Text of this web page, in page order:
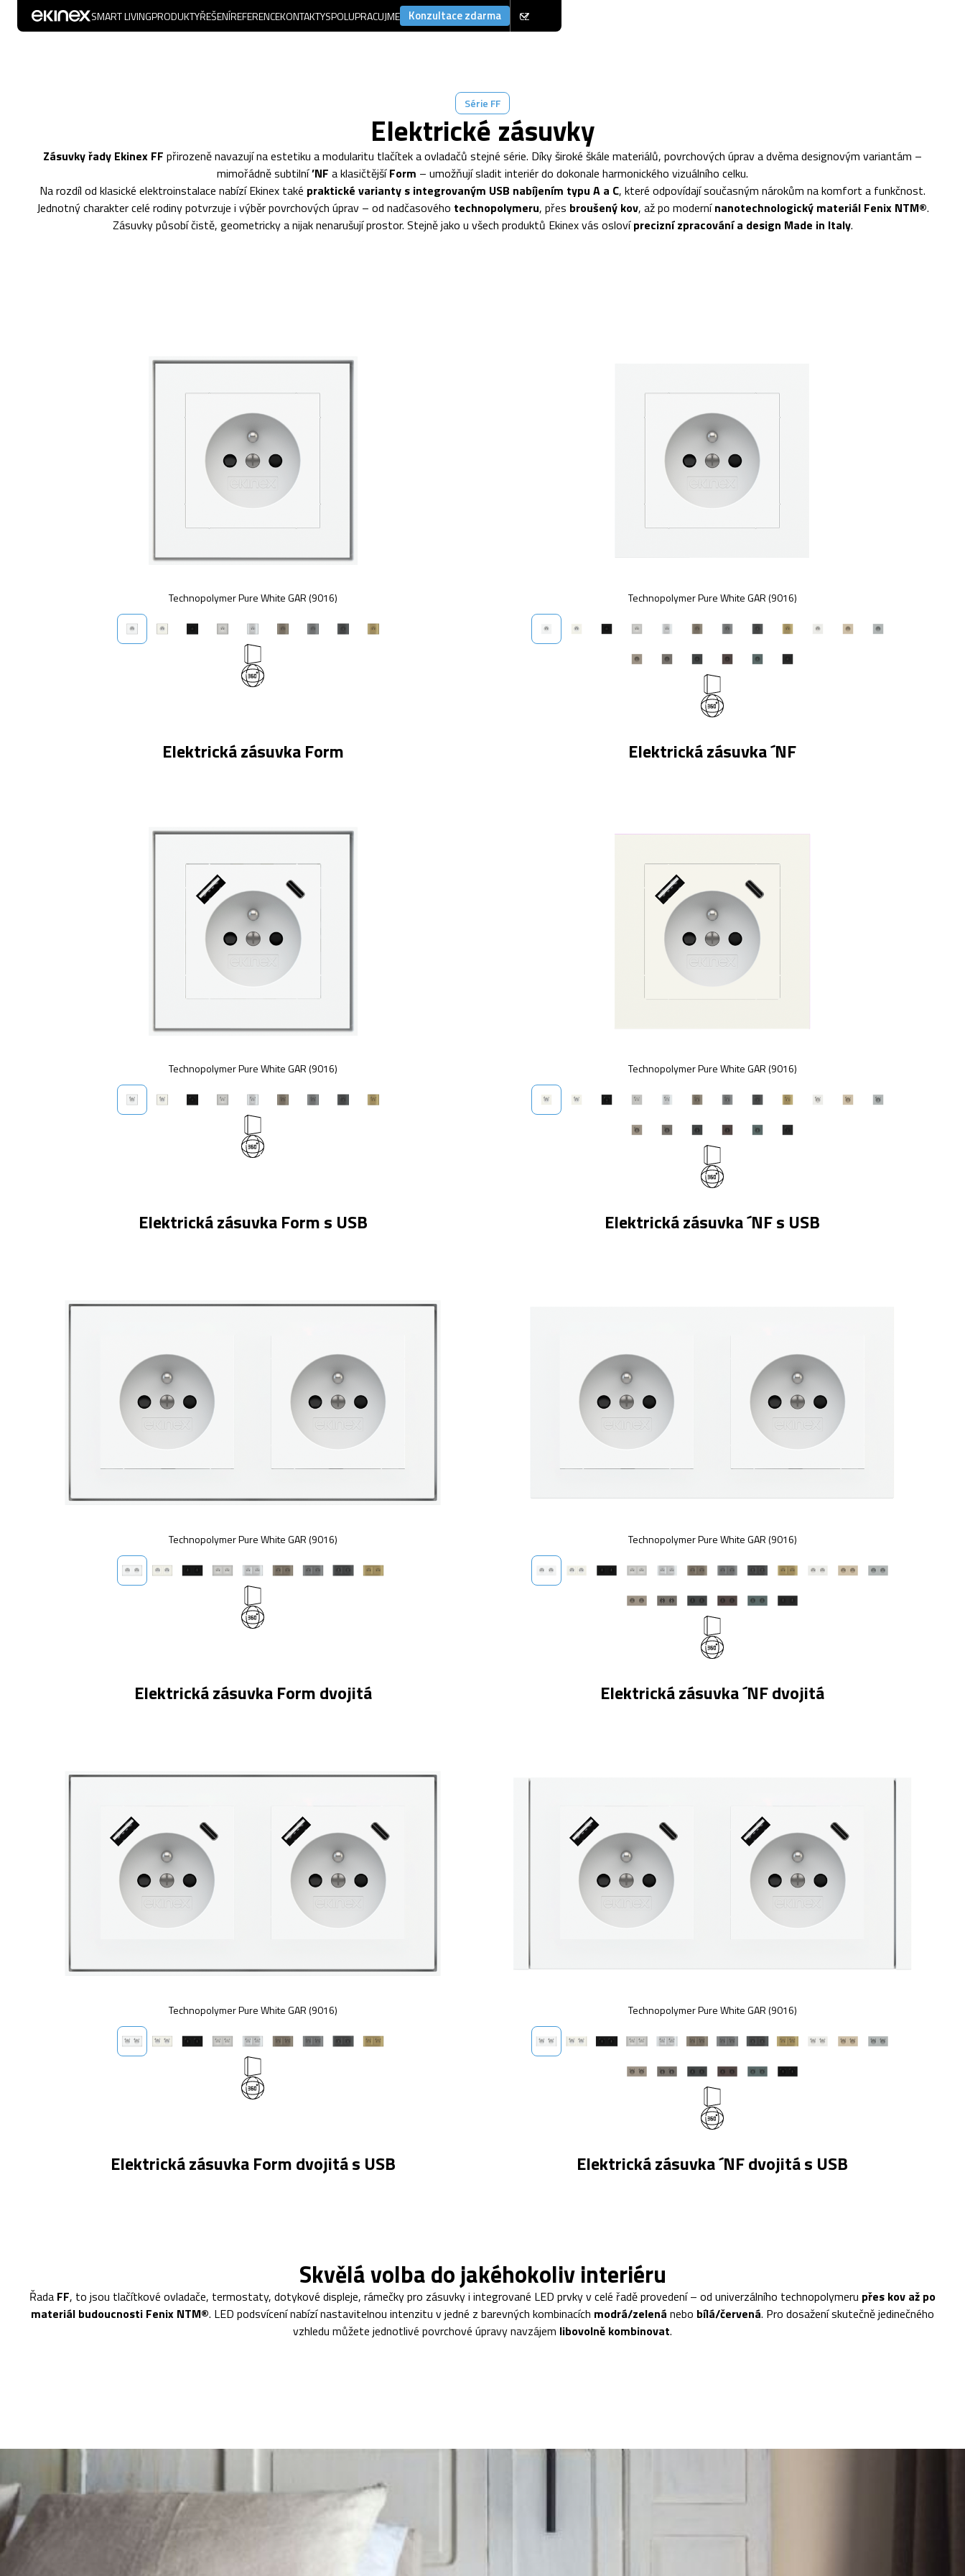
SMART LIVINGPRODUKTYŘEŠENÍREFERENCEKONTAKTYSPOLUPRACUJME Konzultace zdarma CZ
Série FF
Elektrické zásuvky
Zásuvky řady Ekinex FF přirozeně navazují na estetiku a modularitu tlačítek a ovladačů stejné série. Díky široké škále materiálů, povrchových úprav a dvěma designovým variantám –
mimořádně subtilní’NF a klasičtějšíForm – umožňují sladit interiér do dokonale harmonického vizuálního celku.
Na rozdíl od klasické elektroinstalace nabízí Ekinex také praktické varianty s integrovaným USB nabíjením typu A a C, které odpovídají současným nárokům na komfort a funkčnost.
Jednotný charakter celé rodiny potvrzuje i výběr povrchových úprav – od nadčasového technopolymeru, přes broušený kov, až po modernínanotechnologický materiál Fenix NTM®.
Zásuvky působí čistě, geometricky a nijak nenarušují prostor. Stejně jako u všech produktů Ekinex vás oslovíprecizní zpracování a design Made in Italy.
Technopolymer Pure White GAR (9016)
Elektrická zásuvka Form
Technopolymer Pure White GAR (9016)
Elektrická zásuvka ´NF
Technopolymer Pure White GAR (9016)
Elektrická zásuvka Form s USB
Technopolymer Pure White GAR (9016)
Elektrická zásuvka ´NF s USB
Technopolymer Pure White GAR (9016)
Elektrická zásuvka Form dvojitá
Technopolymer Pure White GAR (9016)
Elektrická zásuvka ´NF dvojitá
Technopolymer Pure White GAR (9016)
Elektrická zásuvka Form dvojitá s USB
Technopolymer Pure White GAR (9016)
Elektrická zásuvka ´NF dvojitá s USB
Skvělá volba do jakéhokoliv interiéru
Řada FF, to jsou tlačítkové ovladače, termostaty, dotykové displeje, rámečky pro zásuvky i integrované LED prvky v celé řadě provedení – od univerzálního technopolymeru přes kov až po
materiál budoucnosti Fenix NTM®. LED podsvícení nabízí nastavitelnou intenzitu v jedné z barevných kombinacích modrá/zelená nebo bílá/červená. Pro dosažení skutečně jedinečného
vzhledu můžete jednotlivé povrchové úpravy navzájem libovolně kombinovat.